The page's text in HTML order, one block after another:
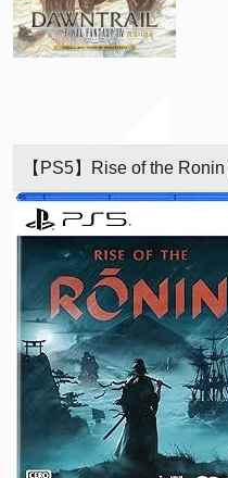
【PS5】Rise of the